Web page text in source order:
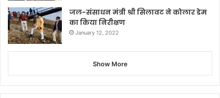
जल-संसाधन मंत्री श्री सिलावट ने कोलार डेम
का किया निरीक्षण
January 12, 2022
Show More